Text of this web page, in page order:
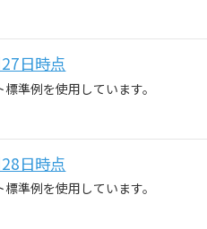
日時点
準例を使用しています。
日時点
準例を使用しています。